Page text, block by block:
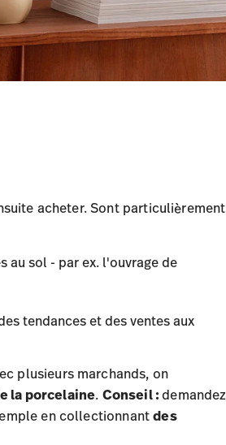
acheter. Sont particulièrement
au sol - par ex. l'ouvrage de
tendances et des ventes aux
plusieurs marchands, on
la porcelaine. Conseil :demandez
en collectionnantdes